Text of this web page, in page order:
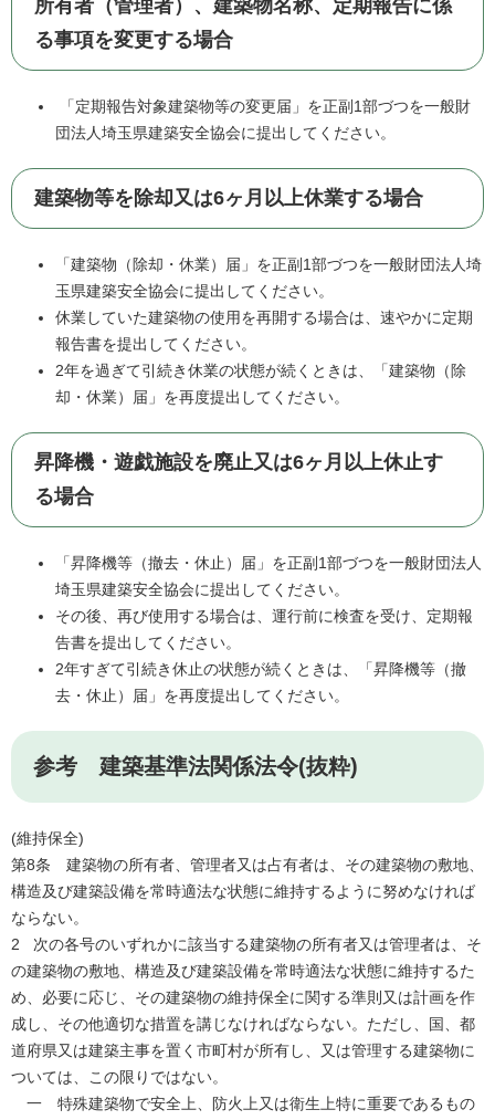
所有者（管理者）、建築物名称、定期報告に係
る事項を変更する場合
「定期報告対象建築物等の変更届」を正副1部づつを一般財
団法人埼玉県建築安全協会に提出してください。
建築物等を除却又は6ヶ月以上休業する場合
「建築物（除却・休業）届」を正副1部づつを一般財団法人埼
玉県建築安全協会に提出してください。
休業していた建築物の使用を再開する場合は、速やかに定期
報告書を提出してください。
2年を過ぎて引続き休業の状態が続くときは、「建築物（除
却・休業）届」を再度提出してください。
昇降機・遊戯施設を廃止又は6ヶ月以上休止す
る場合
「昇降機等（撤去・休止）届」を正副1部づつを一般財団法人
埼玉県建築安全協会に提出してください。
その後、再び使用する場合は、運行前に検査を受け、定期報
告書を提出してください。
2年すぎて引続き休止の状態が続くときは、「昇降機等（撤
去・休止）届」を再度提出してください。
参考 建築基準法関係法令(抜粋)
(維持保全)
第8条 建築物の所有者、管理者又は占有者は、その建築物の敷地、
構造及び建築設備を常時適法な状態に維持するように努めなければ
ならない。
2 次の各号のいずれかに該当する建築物の所有者又は管理者は、そ
の建築物の敷地、構造及び建築設備を常時適法な状態に維持するた
め、必要に応じ、その建築物の維持保全に関する準則又は計画を作
成し、その他適切な措置を講じなければならない。ただし、国、都
道府県又は建築主事を置く市町村が所有し、又は管理する建築物に
ついては、この限りではない。
一 特殊建築物で安全上、防火上又は衛生上特に重要であるもの